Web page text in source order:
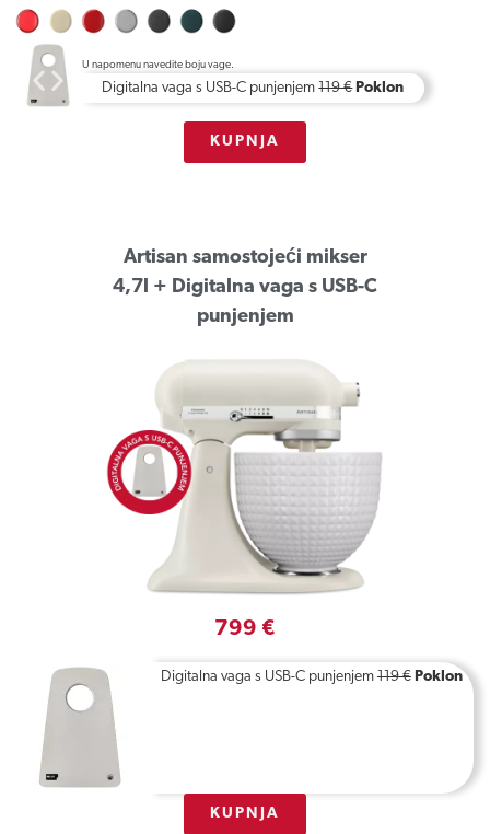
U napomenu navedite boju vage.
Digitalna vaga s USB-C punjenjem119 € Poklon
KUPNJA
Artisan samostojeći mikser
4,7l + Digitalna vaga s USB-C
punjenjem
799 €
Digitalna vaga s USB-C punjenjem 119 € Poklon
KUPNJA